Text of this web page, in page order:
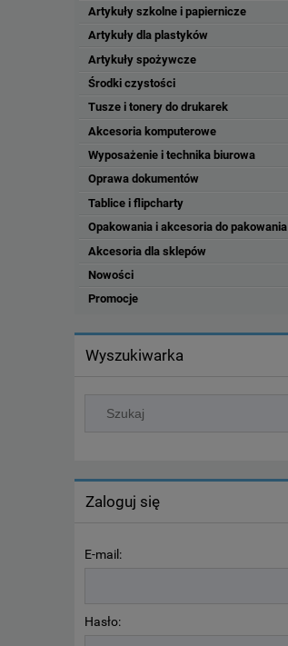
Artykuły szkolne i papiernicze
Artykuły dla plastyków
Artykuły spożywcze
Środki czystości
Tusze i tonery do drukarek
Akcesoria komputerowe
Wyposażenie i technika biurowa
Oprawa dokumentów
Tablice i flipcharty
Opakowania i akcesoria do pakowania
Akcesoria dla sklepów
Nowości
Promocje
Wyszukiwarka
Zaloguj się
E-mail:
Hasło: